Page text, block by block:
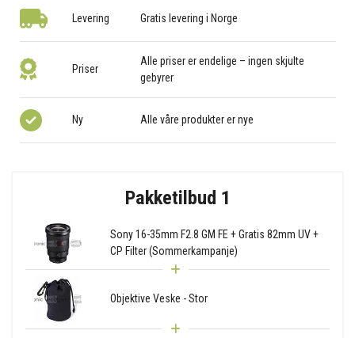
Levering Gratis levering i Norge
Priser
Alle priser er endelige – ingen skjulte
gebyrer
Ny Alle våre produkter er nye
Pakketilbud 1
Sony 16-35mm F2.8 GM FE + Gratis 82mm UV +
CP Filter (Sommerkampanje)
Objektive Veske - Stor